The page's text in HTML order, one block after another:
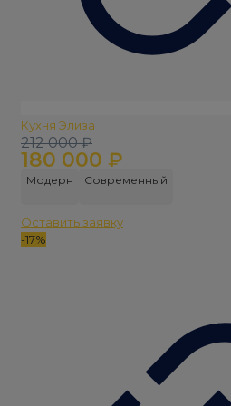
Кухня Элиза
212 000₽
Первоначальная
цена
составляла
180 000 ₽
Текущая
цена:
180
Модерн Современный
Оставить заявку
-17%